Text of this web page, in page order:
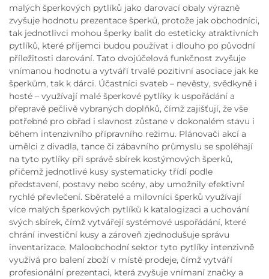
malých šperkových pytlíků jako darovací obaly výrazně
zvyšuje hodnotu prezentace šperků, protože jak obchodníci,
tak jednotlivci mohou šperky balit do esteticky atraktivních
pytlíků, které příjemci budou používat i dlouho po původní
příležitosti darování. Tato dvojúčelová funkčnost zvyšuje
vnímanou hodnotu a vytváří trvalé pozitivní asociace jak ke
šperkům, tak k dárci. Účastníci svateb – nevěsty, svědkyně i
hosté – využívají malé šperkové pytlíky k uspořádání a
přepravě pečlivě vybraných doplňků, čímž zajišťují, že vše
potřebné pro obřad i slavnost zůstane v dokonalém stavu i
během intenzivního přípravního režimu. Plánovači akcí a
umělci z divadla, tance či zábavního průmyslu se spoléhají
na tyto pytlíky při správě sbírek kostýmových šperků,
přičemž jednotlivé kusy systematicky třídí podle
představení, postavy nebo scény, aby umožnily efektivní
rychlé převlečení. Sběratelé a milovníci šperků využívají
více malých šperkových pytlíků k katalogizaci a uchování
svých sbírek, čímž vytvářejí systémové uspořádání, které
chrání investiční kusy a zároveň zjednodušuje správu
inventarizace. Maloobchodní sektor tyto pytlíky intenzivně
využívá pro balení zboží v místě prodeje, čímž vytváří
profesionální prezentaci, která zvyšuje vnímaní značky a